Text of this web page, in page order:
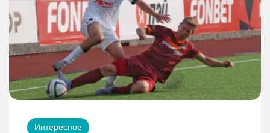
Интересное